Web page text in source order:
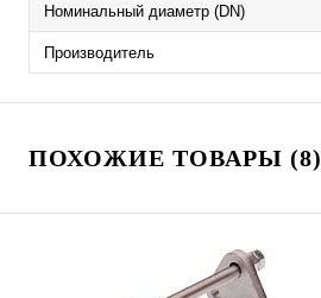
Номинальный диаметр (DN)
Производитель
ПОХОЖИЕ ТОВАРЫ (8)